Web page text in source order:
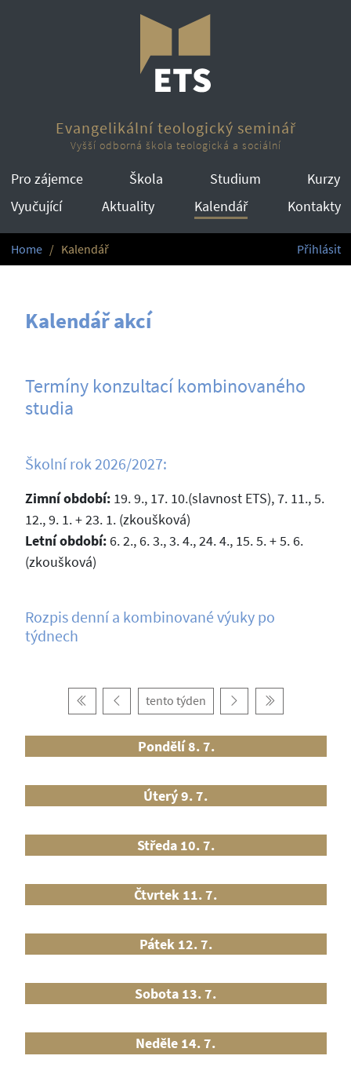
Evangelikální teologický seminář
Vyšší odborná škola teologická a sociální
Pro zájemce Škola Studium
Kurzy
Vyučující
Aktuality Kalendář Kontakty
Home Kalendář Přihlásit
Kalendář akcí
Termíny konzultací kombinovaného
studia
Školní rok 2026/2027:
Zimní období:19. 9., 17. 10.(slavnost ETS), 7. 11., 5.
12., 9. 1. + 23. 1. (zkoušková)
Letní období:6. 2., 6. 3., 3. 4., 24. 4., 15. 5. + 5. 6.
(zkoušková)
Rozpis denní a kombinované výuky po
týdnech
tento týden
Pondělí 8. 7.
Úterý 9. 7.
Středa 10. 7.
Čtvrtek 11. 7.
Pátek 12. 7.
Sobota 13. 7.
Neděle 14. 7.